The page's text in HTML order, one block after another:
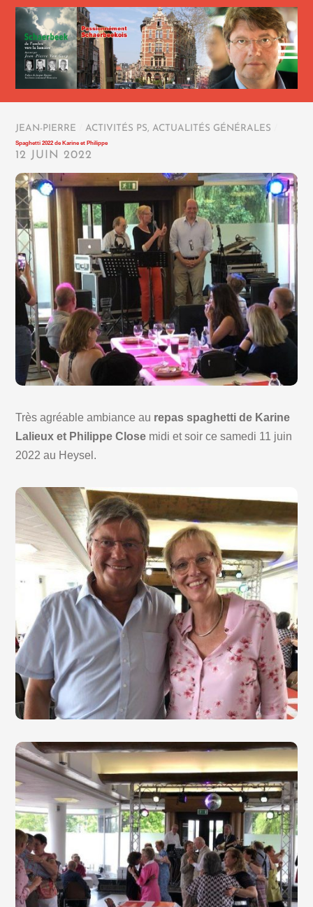
JEAN-PIERRE ACTIVITÉS PS,ACTUALITÉS GÉNÉRALES
Spaghetti 2022 de Karine et Philippe
12 JUIN 2022
Très agréable ambiance au repas spaghetti de Karine
Lalieux et Philippe Close midi et soir ce samedi 11 juin
2022 au Heysel.